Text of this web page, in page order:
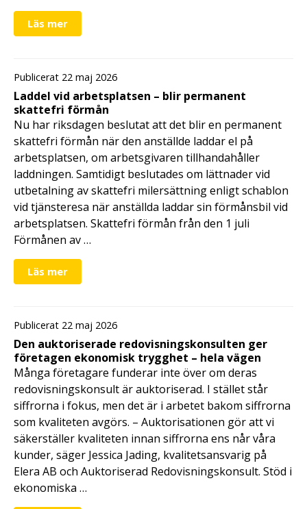
Läs mer
Publicerat 22 maj 2026
Laddel vid arbetsplatsen – blir permanent
skattefri förmån
Nu har riksdagen beslutat att det blir en permanent
skattefri förmån när den anställde laddar el på
arbetsplatsen, om arbetsgivaren tillhandahåller
laddningen. Samtidigt beslutades om lättnader vid
utbetalning av skattefri milersättning enligt schablon
vid tjänsteresa när anställda laddar sin förmånsbil vid
arbetsplatsen. Skattefri förmån från den 1 juli
Förmånen av …
Läs mer
Publicerat 22 maj 2026
Den auktoriserade redovisningskonsulten ger
företagen ekonomisk trygghet – hela vägen
Många företagare funderar inte över om deras
redovisningskonsult är auktoriserad. I stället står
siffrorna i fokus, men det är i arbetet bakom siffrorna
som kvaliteten avgörs. – Auktorisationen gör att vi
säkerställer kvaliteten innan siffrorna ens når våra
kunder, säger Jessica Jading, kvalitetsansvarig på
Elera AB och Auktoriserad Redovisningskonsult. Stöd i
ekonomiska …